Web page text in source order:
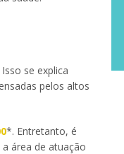
se explica
pelos altos
*. Entretanto, é
área de atuação